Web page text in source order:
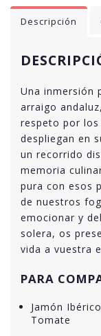
Descripción
Una inmersión
arraigo
respeto por
despliegan en
un recorrido
memoria
pura con esos
de nuestros
emocionar y
solera, os
vida a vuestra
PARA
Jamón
Tomate